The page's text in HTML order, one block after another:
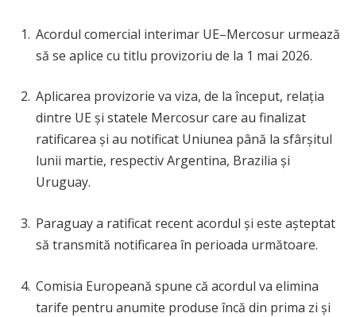
Acordul comercial interimar UE–Mercosur urmează
să se aplice cu titlu provizoriu de la 1 mai 2026.
Aplicarea provizorie va viza, de la început, relația
dintre UE și statele Mercosur care au finalizat
ratificarea și au notificat Uniunea până la sfârșitul
lunii martie, respectiv Argentina, Brazilia și
Uruguay.
Paraguay a ratificat recent acordul și este așteptat
să transmită notificarea în perioada următoare.
Comisia Europeană spune că acordul va elimina
tarife pentru anumite produse încă din prima zi și